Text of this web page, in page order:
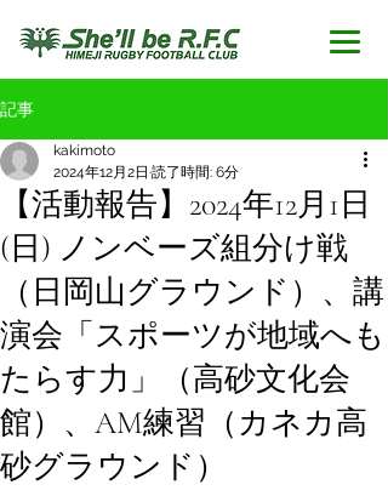
記事
【活動報告】2024年12月1日
(日) ノンベーズ組分け戦
（日岡山グラウンド）、講
演会「スポーツが地域へも
たらす力」（高砂文化会
館）、AM練習（カネカ高
砂グラウンド）
kakimoto
2024年12月2日 読了時間: 6分